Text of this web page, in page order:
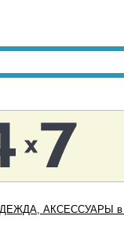
АКСЕССУАРЫ в